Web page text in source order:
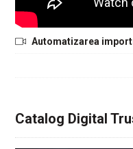
Automatizarea
Catalog Digital